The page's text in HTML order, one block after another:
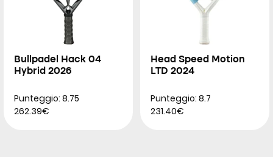
Bullpadel Hack 04
Hybrid 2026
Punteggio: 8.75
262.39€
Head Speed Motion
LTD 2024
Punteggio: 8.7
231.40€